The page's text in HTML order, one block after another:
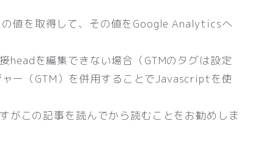
値を取得して、その値をGoogle Analyticsへ
を編集できない場合（GTMのタグは設定
ー（GTM）を併用することでJavascriptを使
がこの記事を読んでから読むことをお勧めしま